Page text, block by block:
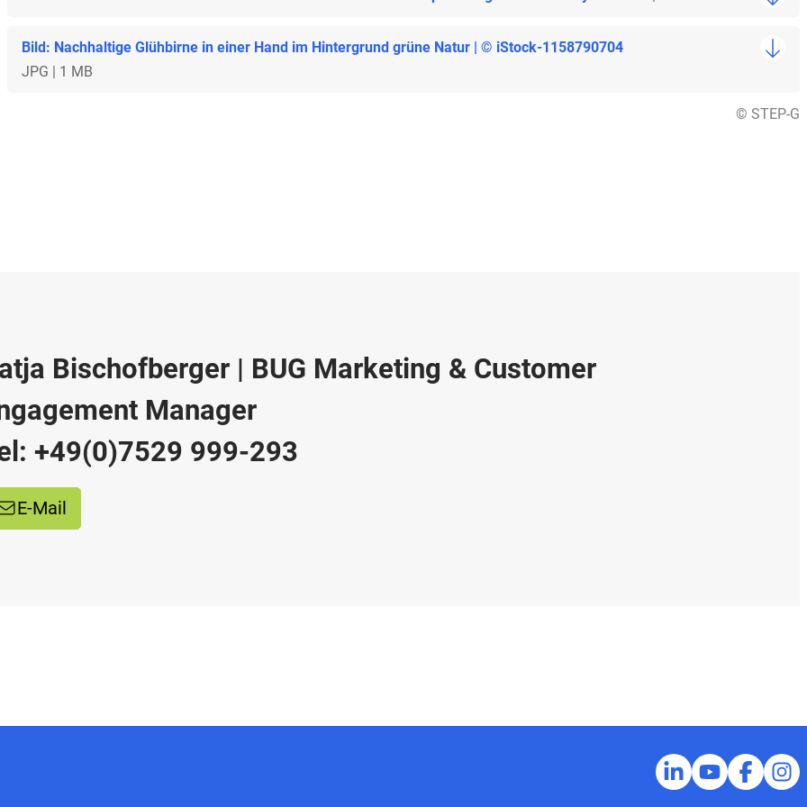
Bild: Nachhaltige Glühbirne in einer Hand im Hintergrund grüne Natur | © iStock-1158790704
JPG | 1 MB
© STEP-G
Bischofberger | BUG Marketing & Customer
Manager
+49(0)7529 999-293
E-Mail